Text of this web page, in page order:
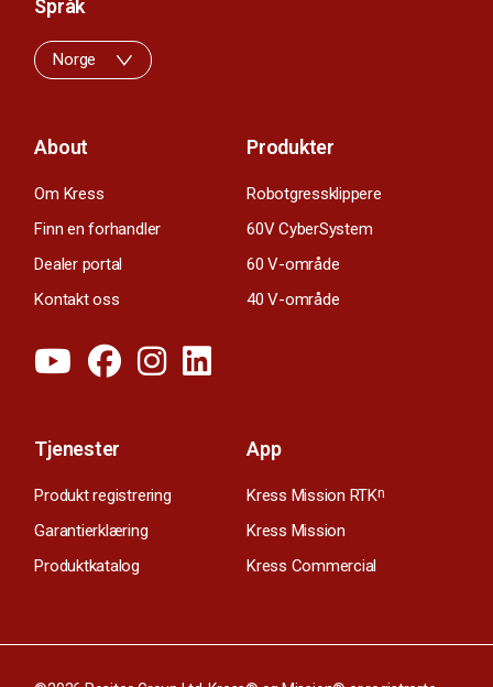
About
Om Kress
Finn en forhandler
Dealer portal
Kontakt oss
Produkter
Robotgressklippere
60V CyberSystem
60 V-område
40 V-område
Tjenester
Produkt registrering
Garantierklæring
Produktkatalog
App
Kress Mission RTKn
Kress Mission
Kress Commercial
Språk
Norge